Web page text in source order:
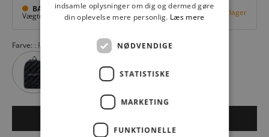
BAGGI Nyborg
Vægtergade 1, Nyborg Få på lager
Farve: RAVEN CROSSH. BLK.
indsamle oplysninger om dig og dermed gøre
din oplevelse mere personlig. Læs mere
NØDVENDIGE
STATISTISKE
MARKETING
FUNKTIONELLE